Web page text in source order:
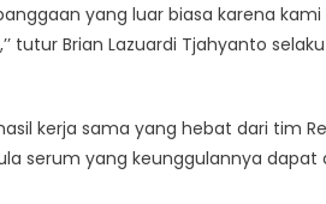
yang luar biasa karena
tutur Brian Lazuardi Tjahyanto
kerja sama yang hebat dari tim
serum yang keunggulannya dapat